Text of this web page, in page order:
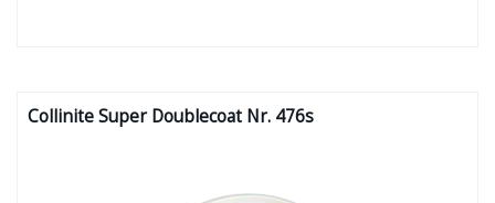
Collinite Super Doublecoat Nr. 476s